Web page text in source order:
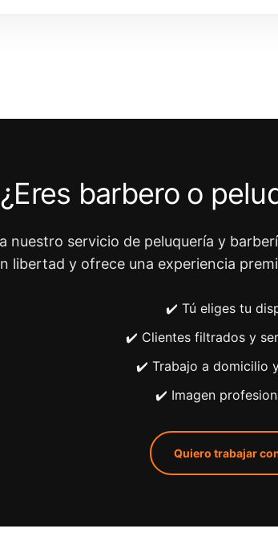
¿Eres barbero o
nuestro servicio de peluquería y
libertad y ofrece una experiencia
✔️ Tú eliges tu
✔️ Clientes filtrados y
✔️ Trabajo a domicilio
✔️ Imagen
Quiero trabajar